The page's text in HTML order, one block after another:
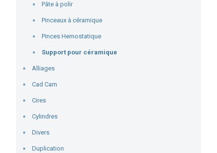
Pâte à polir
Pinceaux à céramique
Pinces Hemostatique
Support pour céramique
Alliages
Cad Cam
Cires
Cylindres
Divers
Duplication